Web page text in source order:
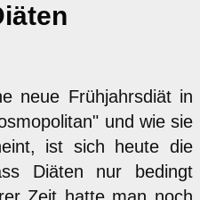
neue Frühjahrsdiät in
und wie sie
ist sich heute die
Diäten nur bedingt